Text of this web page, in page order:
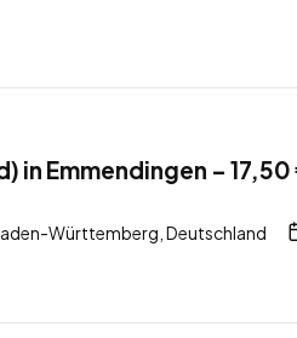
in Emmendingen –
Württemberg, Deutschland